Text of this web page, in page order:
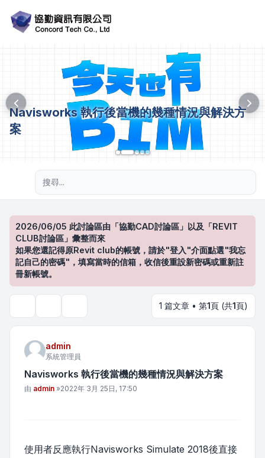
Navisworks 執行後當機的幾種情況與解決方
案
2026/06/05 此討論區由「協勤CAD討論區」以及「REVIT
CLUB討論區」彙整而來
如果您還記得原Revit club的帳號，請於"登入"介面點選"我忘
記自己的密碼"，填寫當時的信箱，收信後重設新密碼或重新註
冊新帳號。
1 篇文章 • 第1頁 (共1頁)
admin
系統管理員
Navisworks 執行後當機的幾種情況與解決方案
文章
由 admin »2022年 3月 25日, 17:50
使用者反應執行Navisworks Simulate 2018後直接